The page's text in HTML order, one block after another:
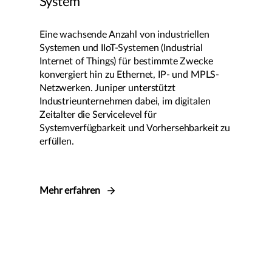
Eine wachsende Anzahl von industriellen
Systemen und IIoT-Systemen (Industrial
Internet of Things) für bestimmte Zwecke
konvergiert hin zu Ethernet, IP- und MPLS-
Netzwerken. Juniper unterstützt
Industrieunternehmen dabei, im digitalen
Zeitalter die Servicelevel für
Systemverfügbarkeit und Vorhersehbarkeit zu
erfüllen.
Mehr erfahren